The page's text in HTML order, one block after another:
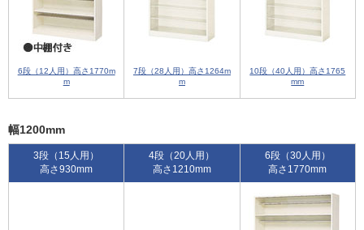
6段（12人用）高さ1770m
m
7段（28人用）高さ1264m
m
10段（40人用）高さ1765
mm
幅1200mm
3段（15人用）
高さ930mm
4段（20人用）
高さ1210mm
6段（30人用）
高さ1770mm